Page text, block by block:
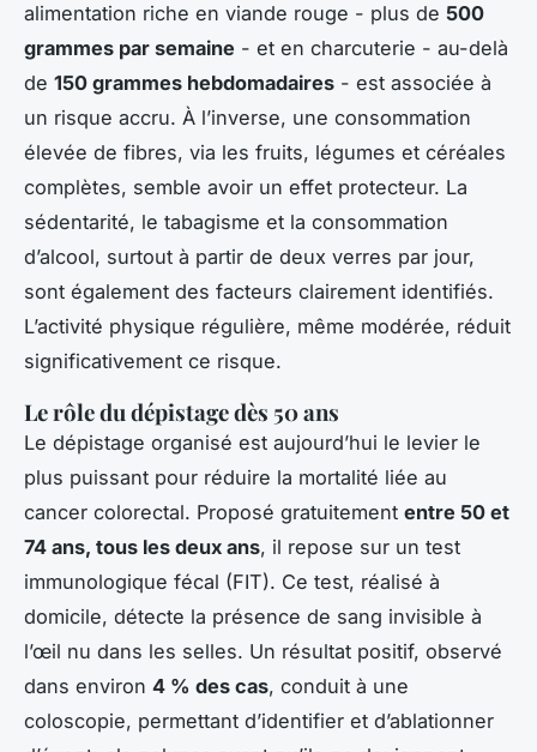
alimentation riche en viande rouge - plus de 500
grammes par semaine - et en charcuterie - au-delà
de 150 grammes hebdomadaires - est associée à
un risque accru. À l’inverse, une consommation
élevée de fibres, via les fruits, légumes et céréales
complètes, semble avoir un effet protecteur. La
sédentarité, le tabagisme et la consommation
d’alcool, surtout à partir de deux verres par jour,
sont également des facteurs clairement identifiés.
L’activité physique régulière, même modérée, réduit
significativement ce risque.
Le rôle du dépistage dès 50 ans
Le dépistage organisé est aujourd’hui le levier le
plus puissant pour réduire la mortalité liée au
cancer colorectal. Proposé gratuitement entre 50 et
74 ans, tous les deux ans, il repose sur un test
immunologique fécal (FIT). Ce test, réalisé à
domicile, détecte la présence de sang invisible à
l’œil nu dans les selles. Un résultat positif, observé
dans environ 4 % des cas, conduit à une
coloscopie, permettant d’identifier et d’ablationner